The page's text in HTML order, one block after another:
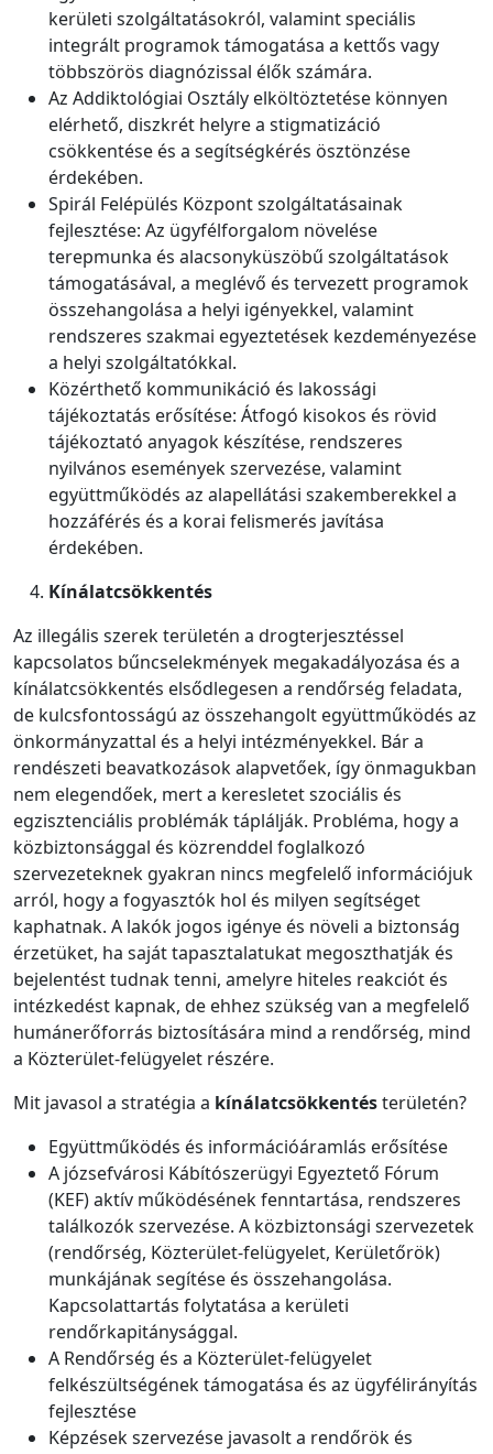
kerületi szolgáltatásokról, valamint speciális
integrált programok támogatása a kettős vagy
többszörös diagnózissal élők számára.
Az Addiktológiai Osztály elköltöztetése könnyen
elérhető, diszkrét helyre a stigmatizáció
csökkentése és a segítségkérés ösztönzése
érdekében.
Spirál Felépülés Központ szolgáltatásainak
fejlesztése: Az ügyfélforgalom növelése
terepmunka és alacsonyküszöbű szolgáltatások
támogatásával, a meglévő és tervezett programok
összehangolása a helyi igényekkel, valamint
rendszeres szakmai egyeztetések kezdeményezése
a helyi szolgáltatókkal.
Közérthető kommunikáció és lakossági
tájékoztatás erősítése: Átfogó kisokos és rövid
tájékoztató anyagok készítése, rendszeres
nyilvános események szervezése, valamint
együttműködés az alapellátási szakemberekkel a
hozzáférés és a korai felismerés javítása
érdekében.
Kínálatcsökkentés
Az illegális szerek területén a drogterjesztéssel
kapcsolatos bűncselekmények megakadályozása és a
kínálatcsökkentés elsődlegesen a rendőrség feladata,
de kulcsfontosságú az összehangolt együttműködés az
önkormányzattal és a helyi intézményekkel. Bár a
rendészeti beavatkozások alapvetőek, így önmagukban
nem elegendőek, mert a keresletet szociális és
egzisztenciális problémák táplálják. Probléma, hogy a
közbiztonsággal és közrenddel foglalkozó
szervezeteknek gyakran nincs megfelelő információjuk
arról, hogy a fogyasztók hol és milyen segítséget
kaphatnak. A lakók jogos igénye és növeli a biztonság
érzetüket, ha saját tapasztalatukat megoszthatják és
bejelentést tudnak tenni, amelyre hiteles reakciót és
intézkedést kapnak, de ehhez szükség van a megfelelő
humánerőforrás biztosítására mind a rendőrség, mind
a Közterület-felügyelet részére.
Mit javasol a stratégia a kínálatcsökkentésterületén?
Együttműködés és információáramlás erősítése
A józsefvárosi Kábítószerügyi Egyeztető Fórum
(KEF) aktív működésének fenntartása, rendszeres
találkozók szervezése. A közbiztonsági szervezetek
(rendőrség, Közterület-felügyelet, Kerületőrök)
munkájának segítése és összehangolása.
Kapcsolattartás folytatása a kerületi
rendőrkapitánysággal.
A Rendőrség és a Közterület-felügyelet
felkészültségének támogatása és az ügyfélirányítás
fejlesztése
Képzések szervezése javasolt a rendőrök és